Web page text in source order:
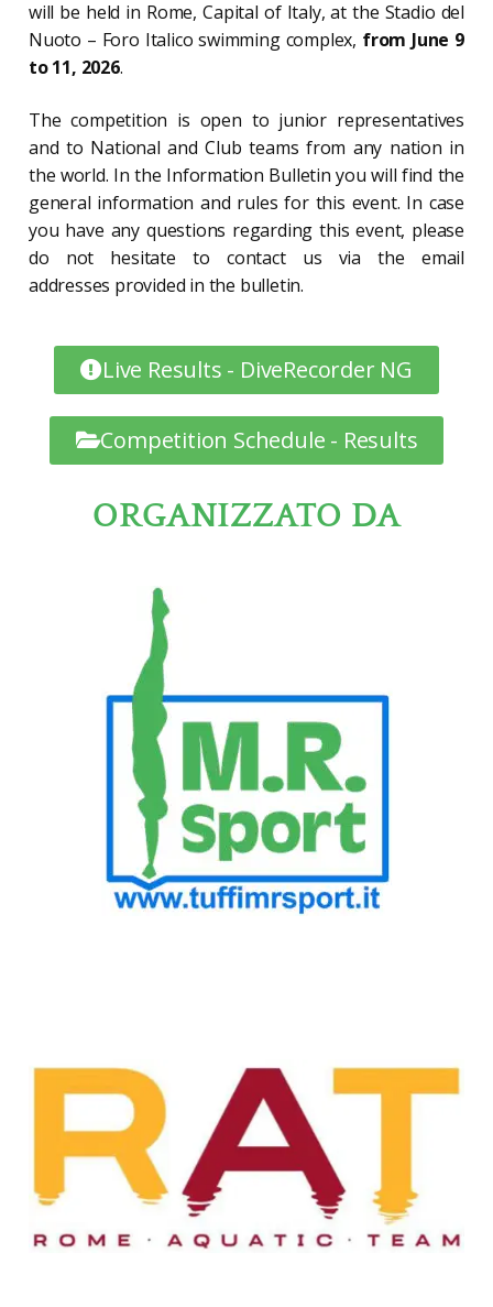
will be held in Rome, Capital of Italy, at the Stadio del
Nuoto – Foro Italico swimming complex, from June 9
to 11, 2026.
The competition is open to junior representatives
and to National and Club teams from any nation in
the world. In the Information Bulletin you will find the
general information and rules for this event. In case
you have any questions regarding this event, please
do not hesitate to contact us via the email
addresses provided in the bulletin.
Live Results - DiveRecorder NG
Competition Schedule - Results
ORGANIZZATO DA